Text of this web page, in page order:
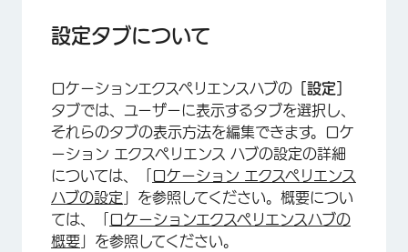
アクションプラン策定
設定タブについて
ロケーションエクスペリエンスハブの ［設定］
タブでは、ユーザーに表示するタブを選択し、
それらのタブの表示方法を編集できます。ロケ
ーション エクスペリエンス ハブの設定の詳細
については、「 ロケーション エクスペリエンス
ハブの設定 」を参照してください。概要につい
ては、「 ロケーションエクスペリエンスハブの
概要 」を参照してください。